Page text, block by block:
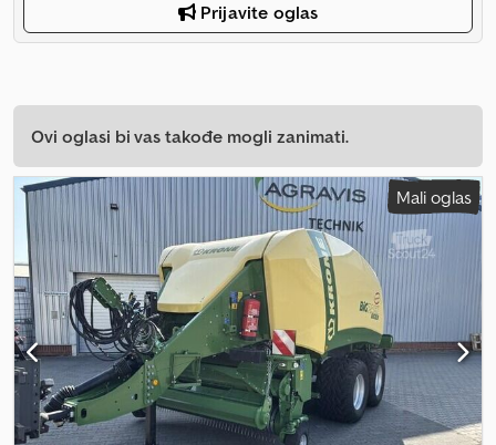
Prijavite oglas
Ovi oglasi bi vas takođe mogli zanimati.
Mali oglas